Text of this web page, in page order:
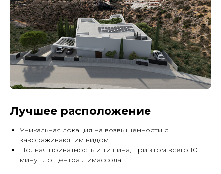
Лучшее расположение
Уникальная локация на возвышенности с
завораживающим видом
Полная приватность и тишина, при этом всего 10
минут до центра Лимассола